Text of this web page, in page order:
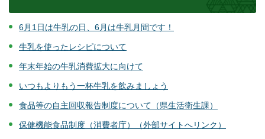
6月1日は牛乳の日、6月は牛乳月間です！
牛乳を使ったレシピについて
年末年始の牛乳消費拡大に向けて
いつもよりもう一杯牛乳を飲みましょう
食品等の自主回収報告制度について（県生活衛生課）
保健機能食品制度（消費者庁）（外部サイトへリンク）